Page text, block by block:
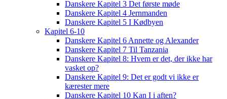
Danskere Kapitel 3 Det første møde
Danskere Kapitel 4 Jernmanden
Danskere Kapitel 5 I Kødbyen
Kapitel 6-10
Danskere Kapitel 6 Annette og Alexander
Danskere Kapitel 7 Til Tanzania
Danskere Kapitel 8: Hvem er det, der ikke har
vasket op?
Danskere Kapitel 9: Det er godt vi ikke er
kærester mere
Danskere Kapitel 10 Kan I i aften?